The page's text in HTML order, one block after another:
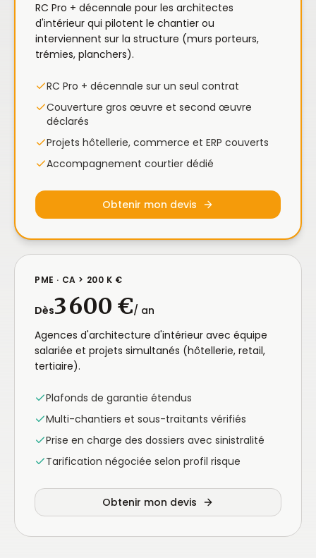
RC Pro + décennale pour les architectes
d'intérieur qui pilotent le chantier ou
interviennent sur la structure (murs porteurs,
trémies, planchers).
RC Pro + décennale sur un seul contrat
Couverture gros œuvre et second œuvre
déclarés
Projets hôtellerie, commerce et ERP couverts
Accompagnement courtier dédié
Obtenir mon devis
PME · CA > 200 K €
Dès3 600 €/ an
Agences d'architecture d'intérieur avec équipe
salariée et projets simultanés (hôtellerie, retail,
tertiaire).
Plafonds de garantie étendus
Multi-chantiers et sous-traitants vérifiés
Prise en charge des dossiers avec sinistralité
Tarification négociée selon profil risque
Obtenir mon devis